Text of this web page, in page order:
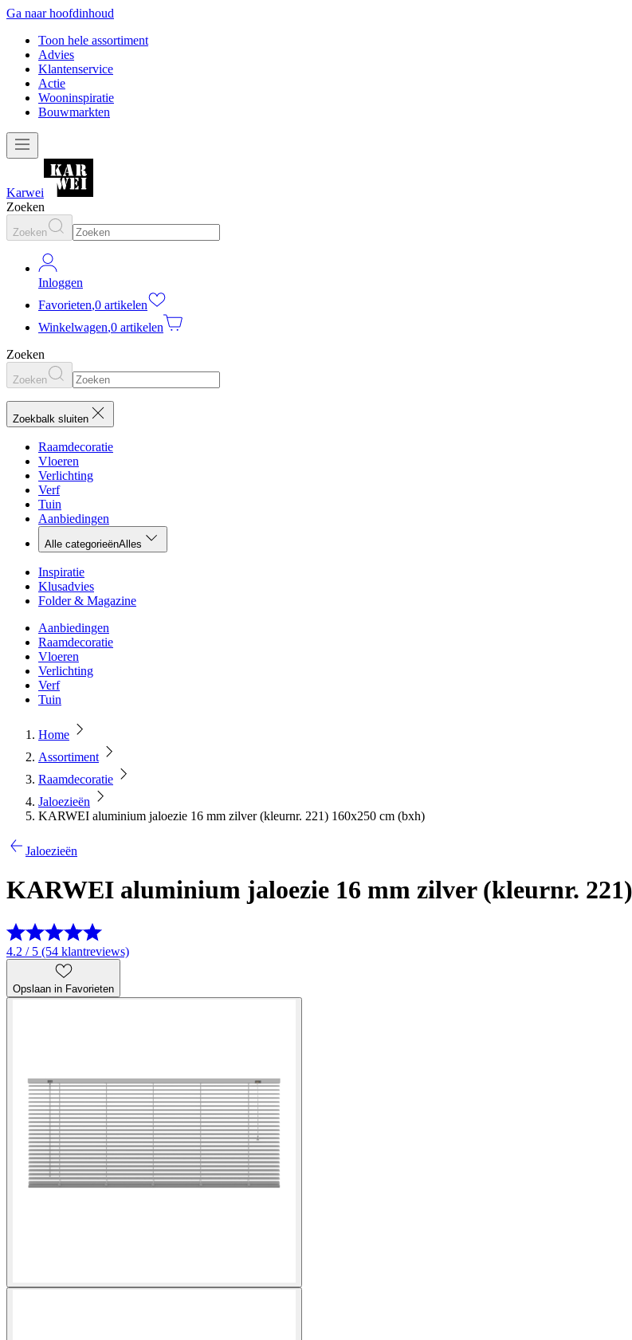
Ga naar hoofdinhoud
Toon hele assortiment
Advies
Klantenservice
Actie
Wooninspiratie
Bouwmarkten
Karwei
Zoeken
Zoeken
Inloggen
Favorieten,0 artikelen
Winkelwagen,0 artikelen
Zoeken
Zoeken
Zoekbalk sluiten
Raamdecoratie
Vloeren
Verlichting
Verf
Tuin
Aanbiedingen
Alle categorieënAlles
Inspiratie
Klusadvies
Folder & Magazine
Aanbiedingen
Raamdecoratie
Vloeren
Verlichting
Verf
Tuin
Home
Assortiment
Raamdecoratie
Jaloezieën
KARWEI aluminium jaloezie 16 mm zilver (kleurnr. 221) 160x250 cm (bxh)
Jaloezieën
KARWEI aluminium jaloezie 16 mm zilver (kleurnr.
4.2 / 5 (54 klantreviews)
Opslaan in Favorieten